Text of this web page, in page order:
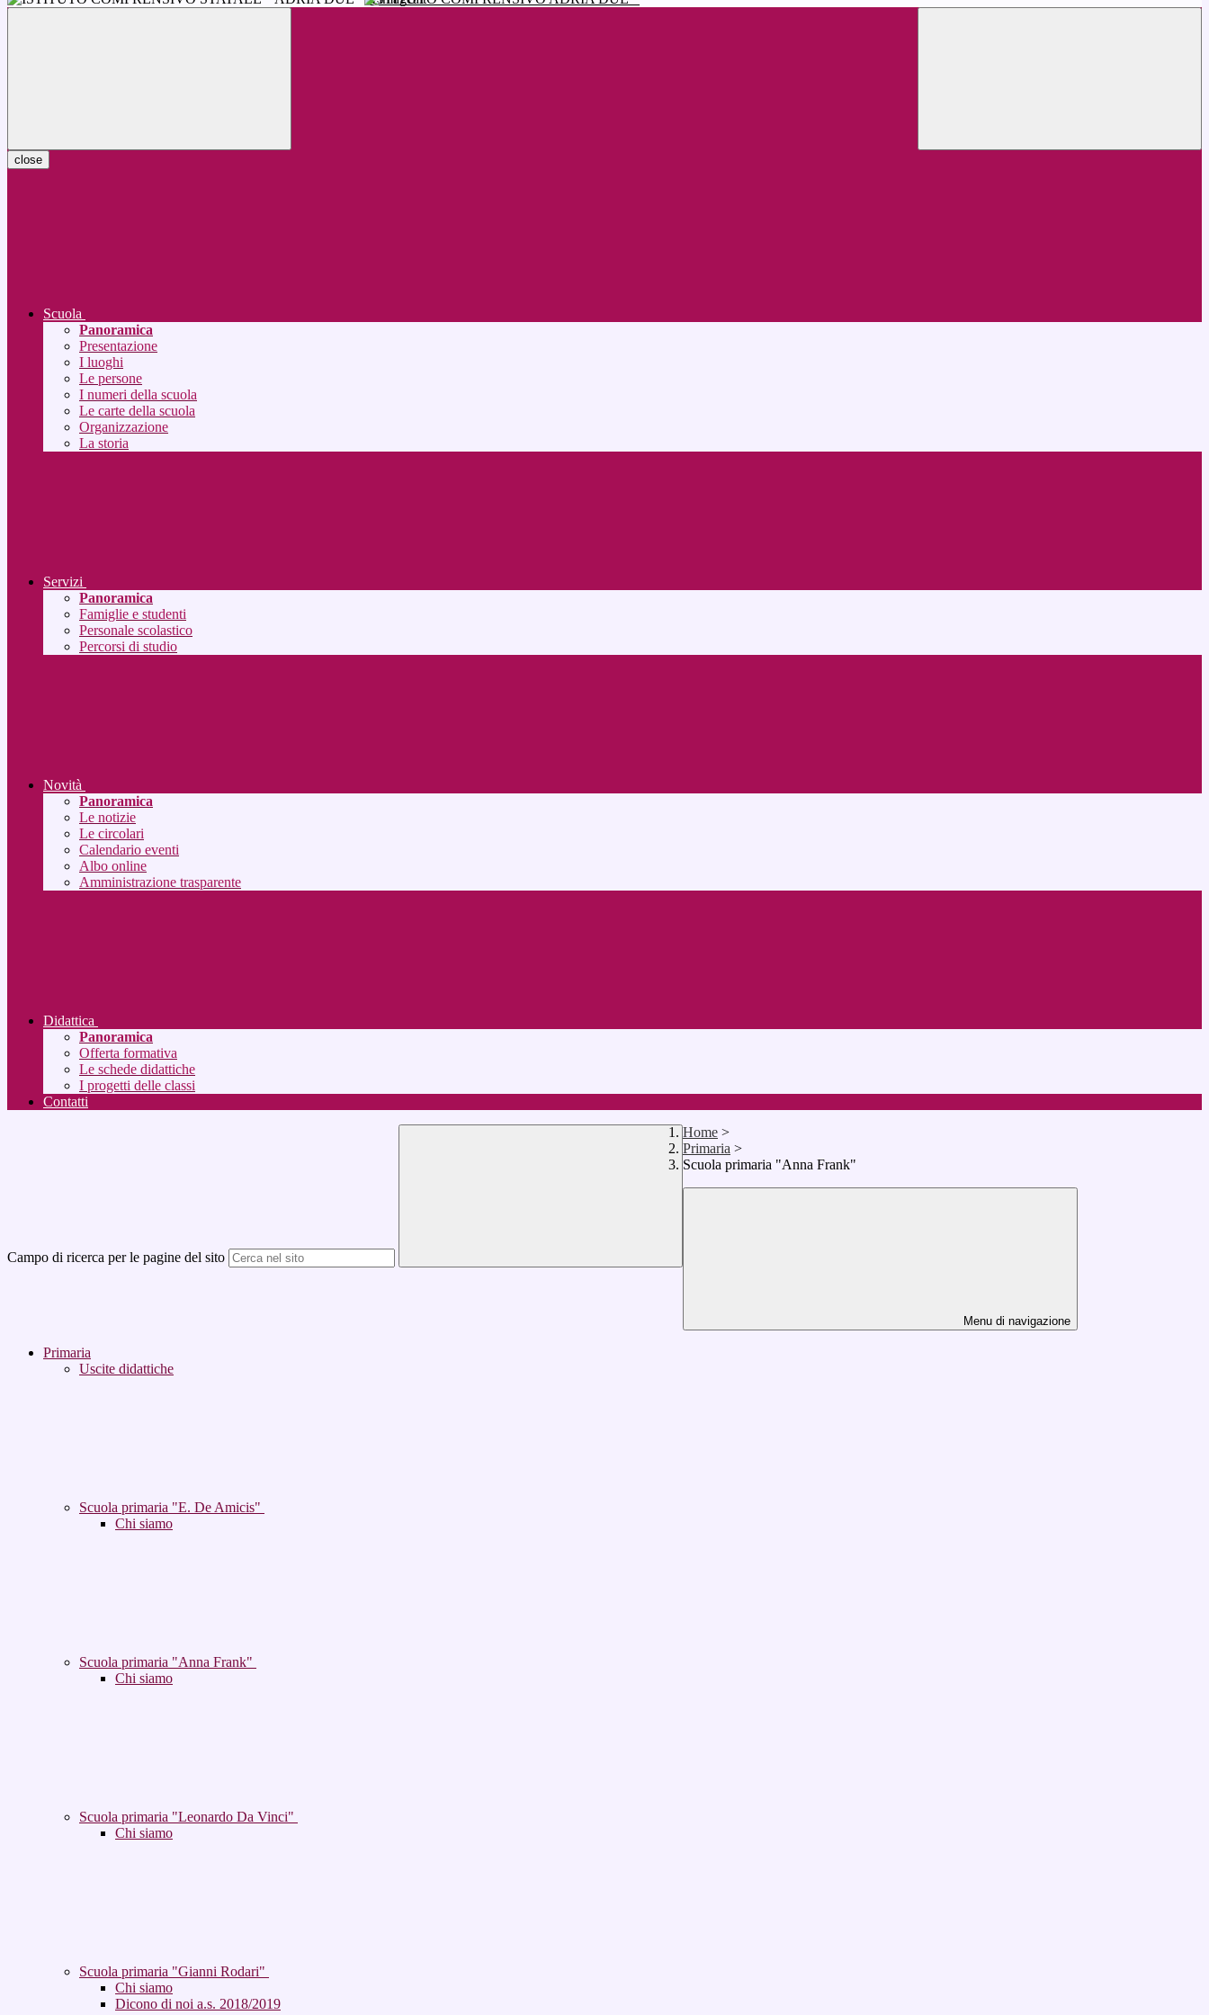
close
Scuola
Panoramica
Presentazione
I luoghi
Le persone
I numeri della scuola
Le carte della scuola
Organizzazione
La storia
Servizi
Panoramica
Famiglie e studenti
Personale scolastico
Percorsi di studio
Novità
Panoramica
Le notizie
Le circolari
Calendario eventi
Albo online
Amministrazione trasparente
Didattica
Panoramica
Offerta formativa
Le schede didattiche
I progetti delle classi
Contatti
Campo di ricerca per le pagine del sito
Home >
Primaria >
Scuola primaria "Anna Frank"
Menu di navigazione
Primaria
Uscite didattiche
Scuola primaria "E. De Amicis"
Chi siamo
Scuola primaria "Anna Frank"
Chi siamo
Scuola primaria "Leonardo Da Vinci"
Chi siamo
Scuola primaria "Gianni Rodari"
Chi siamo
Dicono di noi a.s. 2018/2019